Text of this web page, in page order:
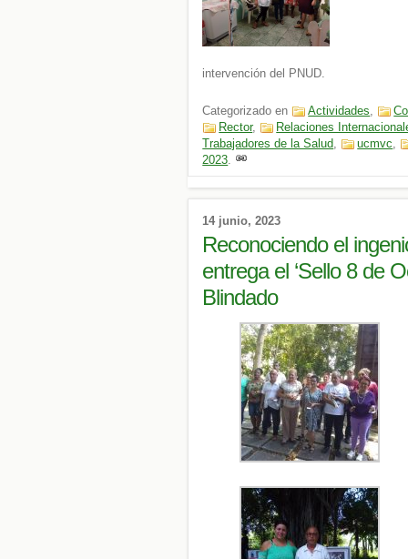
intervención del PNUD.
Categorizado en Actividades,
Rector,
Relaciones
Trabajadores de la Salud, ucmvc,
2023.
14 junio, 2023
Reconociendo el
entrega el ‘Sello 8 de
Blindado